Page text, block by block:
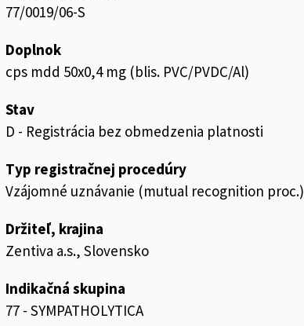
77/0019/06-S
Doplnok
cps mdd 50x0,4 mg (blis. PVC/PVDC/Al)
Stav
D - Registrácia bez obmedzenia platnosti
Typ registračnej procedúry
Vzájomné uznávanie (mutual recognition proc.)
Držiteľ, krajina
Zentiva a.s., Slovensko
Indikačná skupina
77 - SYMPATHOLYTICA